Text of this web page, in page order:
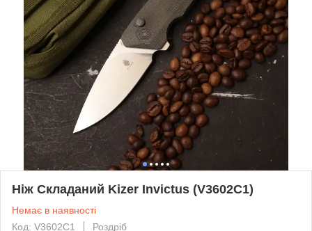
Ніж Складаний Kizer Invictus (V3602C1)
Немає в наявності
Код: V3602C1
Роздріб